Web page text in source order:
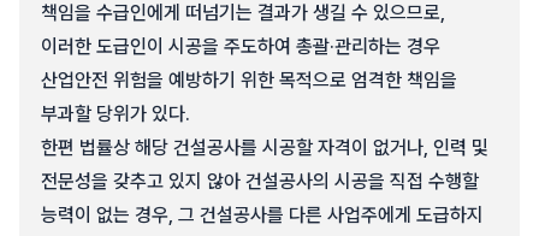
책임을 수급인에게 떠넘기는 결과가 생길 수 있으므로,
이러한 도급인이 시공을 주도하여 총괄·관리하는 경우
산업안전 위험을 예방하기 위한 목적으로 엄격한 책임을
부과할 당위가 있다.
한편 법률상 해당 건설공사를 시공할 자격이 없거나, 인력 및
전문성을 갖추고 있지 않아 건설공사의 시공을 직접 수행할
능력이 없는 경우, 그 건설공사를 다른 사업주에게 도급하지